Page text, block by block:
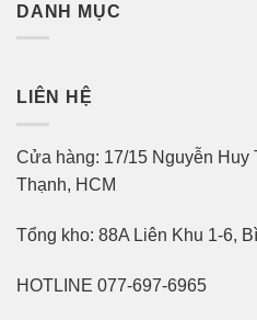
DANH MỤC
LIÊN HỆ
Cửa hàng: 17/15 Nguyễn
Thạnh, HCM
Tổng kho: 88A Liên Khu 1-6,
HOTLINE 077-697-6965